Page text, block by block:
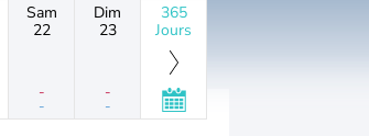
Sam
22
-
-
Dim
23
-
-
365
Jours